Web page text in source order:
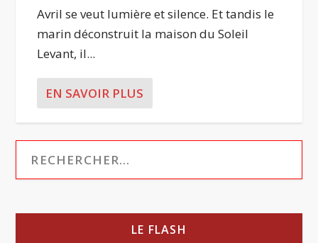
Avril se veut lumière et silence. Et tandis le
marin déconstruit la maison du Soleil
Levant, il...
EN SAVOIR PLUS
LE FLASH